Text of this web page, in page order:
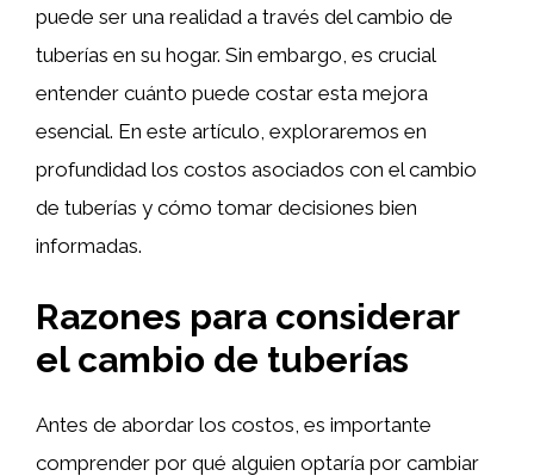
puede ser una realidad a través del cambio de
tuberías en su hogar. Sin embargo, es crucial
entender cuánto puede costar esta mejora
esencial. En este artículo, exploraremos en
profundidad los costos asociados con el cambio
de tuberías y cómo tomar decisiones bien
informadas.
Razones para considerar
el cambio de tuberías
Antes de abordar los costos, es importante
comprender por qué alguien optaría por cambiar